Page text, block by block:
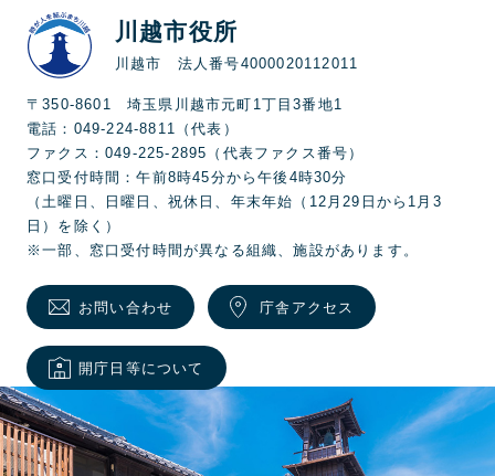
川越市役所
川越市 法人番号4000020112011
〒350-8601 埼玉県川越市元町1丁目3番地1
電話：049-224-8811（代表）
ファクス：049-225-2895（代表ファクス番号）
窓口受付時間：午前8時45分から午後4時30分
（土曜日、日曜日、祝休日、年末年始（12月29日から1月3
日）を除く）
※一部、窓口受付時間が異なる組織、施設があります。
お問い合わせ 庁舎アクセス
開庁日等について